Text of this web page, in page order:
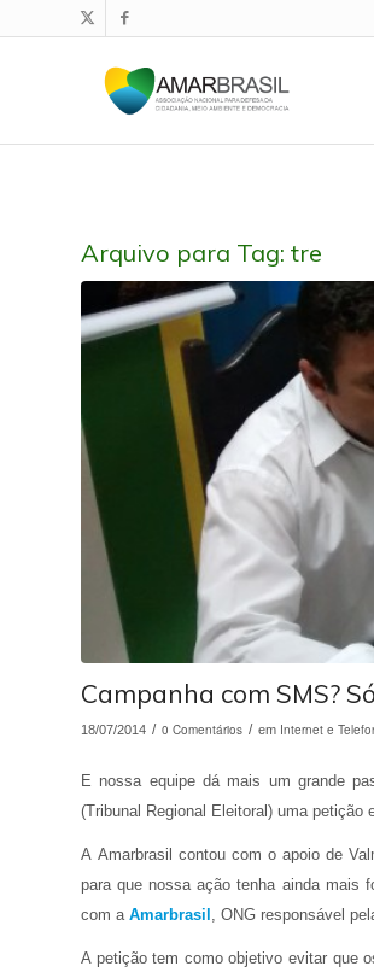
Arquivo para Tag: tre
Campanha com SMS?
18/07/2014 / 0 Comentários / em Internet e
E nossa equipe dá mais um grande
(Tribunal Regional Eleitoral) uma
A Amarbrasil contou com o apoio de
para que nossa ação tenha ainda mais
com a Amarbrasil , ONG responsável
A petição tem como objetivo evitar que